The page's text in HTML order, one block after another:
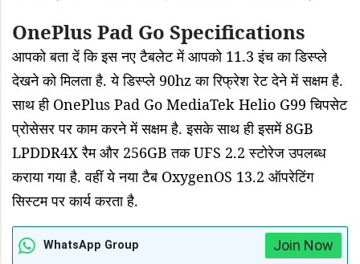
OnePlus Pad Go Specifications
आपको बता दें कि इस नए टैबलेट में आपको 11.3 इंच का डिस्प्ले
देखने को मिलता है. ये डिस्प्ले 90hz का रिफ्रेश रेट देने में सक्षम है.
साथ ही OnePlus Pad Go MediaTek Helio G99 चिपसेट
प्रोसेसर पर काम करने में सक्षम है. इसके साथ ही इसमें 8GB
LPDDR4X रैम और 256GB तक UFS 2.2 स्टोरेज उपलब्ध
कराया गया है. वहीं ये नया टैब OxygenOS 13.2 ऑपरेटिंग
सिस्टम पर कार्य करता है.
WhatsApp Group Join Now